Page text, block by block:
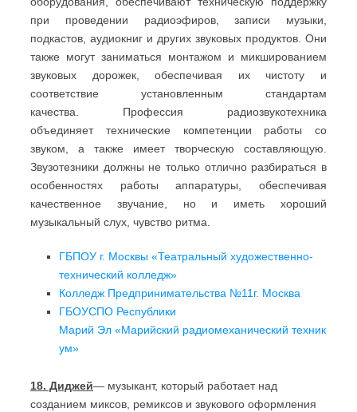
при проведении радиоэфиров, записи музыки,
подкастов, аудиокниг и других звуковых продуктов. Они
также могут заниматься монтажом и микшированием
звуковых дорожек, обеспечивая их чистоту и
соответствие установленным стандартам
качества. Профессия радиозвукотехника
объединяет технические компетенции работы со
звуком, а также имеет творческую составляющую.
Звузотезники должны не только отлично разбираться в
особенностях работы аппаратуры, обеспечивая
качественное звучание, но и иметь хороший
музыкальный слух, чувство ритма.
ГБПОУ г. Москвы «Театральный художественно-
технический колледж»
Колледж Предпринимательства №11г. Москва
ГБОУСПО Республики
Марий Эл «Марийский радиомеханический техник
ум»
18. Диджей— музыкант, который работает над
созданием миксов, ремиксов и звукового оформления